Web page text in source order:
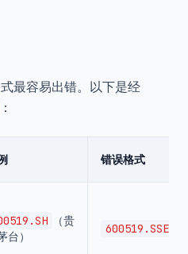
最容易出错。以下是经
错误格式
（贵
台）
600519.SSE